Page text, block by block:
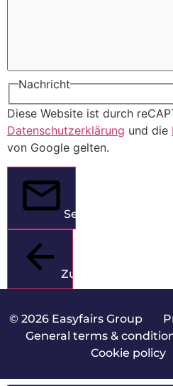
Nachricht
Diese Website ist durch
Datenschutzerklärung und die
von Google gelten.
Senden
Zurück
© 2026 Easyfairs Group|
General terms &
Cookie policy